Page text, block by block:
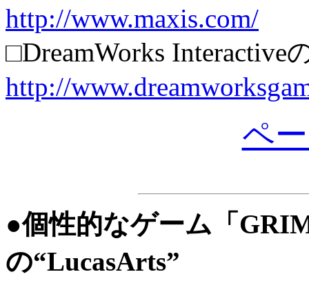
http://www.maxis.com/
□DreamWorks Interactive
http://
ペ
●個性的なゲーム「
の“LucasArts”